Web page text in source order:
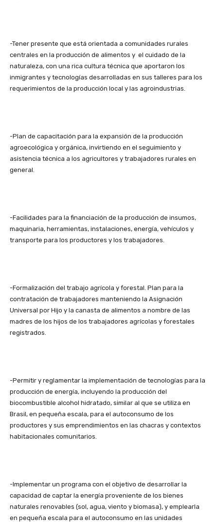
-Tener presente que está orientada a comunidades rurales
centrales en la producción de alimentos y el cuidado de la
naturaleza, con una rica cultura técnica que aportaron los
inmigrantes y tecnologías desarrolladas en sus talleres para los
requerimientos de la producción local y las agroindustrias.
-Plan de capacitación para la expansión de la producción
agroecológica y orgánica, invirtiendo en el seguimiento y
asistencia técnica a los agricultores y trabajadores rurales en
general.
-Facilidades para la financiación de la producción de insumos,
maquinaria, herramientas, instalaciones, energía, vehículos y
transporte para los productores y los trabajadores.
-Formalización del trabajo agrícola y forestal. Plan para la
contratación de trabajadores manteniendo la Asignación
Universal por Hijo y la canasta de alimentos a nombre de las
madres de los hijos de los trabajadores agrícolas y forestales
registrados.
-Permitir y reglamentar la implementación de tecnologías para la
producción de energía, incluyendo la producción del
biocombustible alcohol hidratado, similar al que se utiliza en
Brasil, en pequeña escala, para el autoconsumo de los
productores y sus emprendimientos en las chacras y contextos
habitacionales comunitarios.
-Implementar un programa con el objetivo de desarrollar la
capacidad de captar la energía proveniente de los bienes
naturales renovables (sol, agua, viento y biomasa), y emplearla
en pequeña escala para el autoconsumo en las unidades